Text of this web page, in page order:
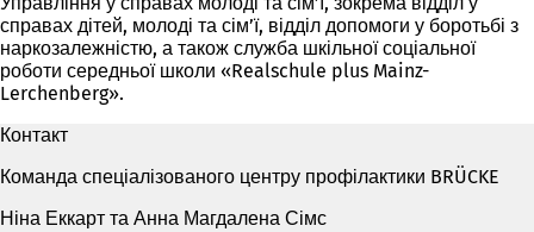
справах дітей, молоді та сім’ї, відділ допомоги у боротьбі з
наркозалежністю, а також служба шкільної соціальної
роботи середньої школи «Realschule plus Mainz-
Lerchenberg».
Контакт
Команда спеціалізованого центру профілактики BRÜCKE
Ніна Еккарт та Анна Магдалена Сімс